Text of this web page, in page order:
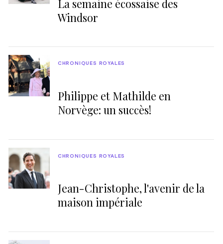
La semaine écossaise des
Windsor
Philippe et Mathilde en
Norvège: un succès!
CHRONIQUES ROYALES
Jean-Christophe, l'avenir de la
maison impériale
CHRONIQUES ROYALES